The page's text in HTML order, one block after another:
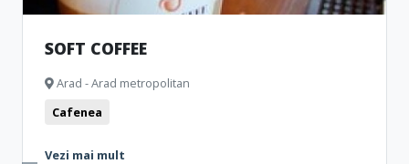
SOFT COFFEE
Arad - Arad metropolitan
Cafenea
Vezi mai mult